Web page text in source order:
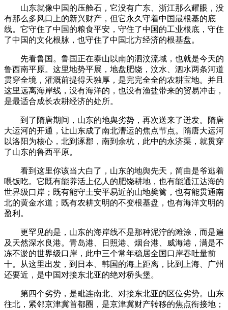
山东就像中国的压舱石，它没有广东、浙江那么耀眼，没
有那么多风口上的新兴财产，但它永久守着中国最根基的底
线。它守住了中国的粮食平安，守住了中国的工业根底，守住
了中国的文化根脉，也守住了中国北方经济的根基盘。
先看鲁国。鲁国正在泰山以南的泗汶流域，也就是今天的
鲁西南平原。这里地势平展，地盘肥饶，汶水、泗水两条河道
贯穿全境，灌溉前提得天独厚，是完完全全的农耕宝地。并且
这里远离海岸线，没有海洋的，也没有渔盐带来的贸易冲击，
是最适合成长农耕经济的处所。
到了隋唐期间，山东的地舆劣势，再次送来了迸发。隋唐
大运河的开通，让山东成了南北漕运的焦点节点。隋唐大运河
以洛阳为核心，北到涿郡，南到余杭，此中的永济渠，就贯穿
了山东的鲁西平原。
看到这里你该当大白了，山东的地舆先天，简曲是爷逃着
喂饭吃。它既有能养活上亿人的肥饶耕地，也有能通江达海的
世界级口岸；既有能守土安平易近的山地樊篱，也有能贯通南
北的黄金水道；既有农耕文明的不变根基盘，也有海洋文明的
盈利。
更罕见的是，山东的海岸线不是那种泥泞的滩涂，而是遍
及天然深水良港。青岛港、日照港、烟台港、威海港，满是不
冻不淤的世界级口岸，此中三个常年稳居全国口岸吞吐量前
十。从这里出发，到日本、韩国的海上距离，比到上海、广州
还要近，是中国对接东北亚的绝对桥头堡。
第四个劣势，是毗连南北、对接东北亚的区位劣势。山东
往北，紧邻京津冀首都圈，是京津冀财产转移的焦点衔接地；